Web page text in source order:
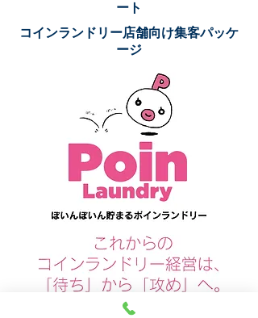
ート
コインランドリー店舗向け集客パッケ
ージ